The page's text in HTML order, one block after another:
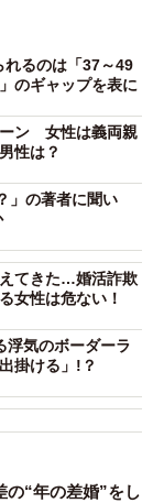
める年収は幾らで
要だと思うも
）がダン
）、「髪の
男性を考えたと
（32.5%）が最
）、「～600万
れるのは「37～49
のギャップを表に
ーン 女性は義両親
性は？
」の著者に聞い
てきた…婚活詐欺
女性は危ない！
気のボーダーラ
掛ける」!？
の“年の差婚”をし